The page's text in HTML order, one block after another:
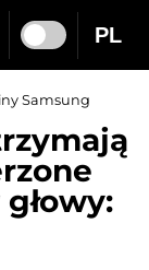
PL
Samsung